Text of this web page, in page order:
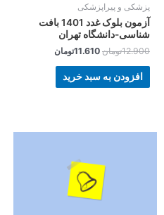
پزشکی و پیراپزشکی
آزمون بلوک غدد 1401 بافت
شناسی-دانشگاه تهران
12.900تومان 11.610تومان
افزودن به سبد خرید